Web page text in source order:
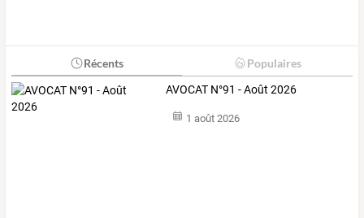
Récents Populaires
AVOCAT N°91 - Août 2026
1 août 2026